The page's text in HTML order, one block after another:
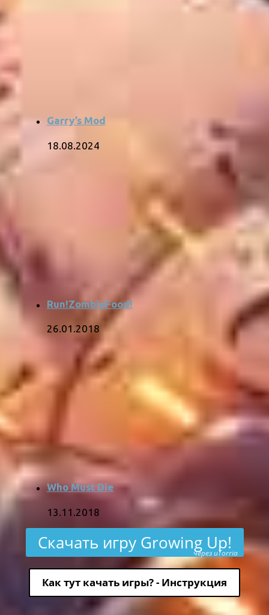
Garry’s Mod
18.08.2024
Run!ZombieFood!
26.01.2018
Who Must Die
13.11.2018
Скачать игру Growing Up!
через uTorria
Как тут качать игры? - Инструкция